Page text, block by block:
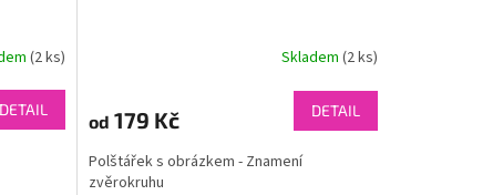
(2 ks)
DETAIL
Skladem (2 ks)
od 179 Kč DETAIL
Polštářek s obrázkem - Znamení
zvěrokruhu